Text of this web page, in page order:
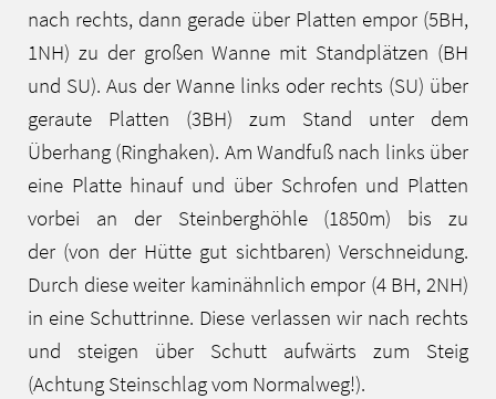
nach rechts, dann gerade über Platten empor (5BH,
1NH) zu der großen Wanne mit Standplätzen (BH
und SU). Aus der Wanne links oder rechts (SU) über
geraute Platten (3BH) zum Stand unter dem
Überhang (Ringhaken). Am Wandfuß nach links über
eine Platte hinauf und über Schrofen und Platten
vorbei an der Steinberghöhle (1850m) bis zu
der (von der Hütte gut sichtbaren) Verschneidung.
Durch diese weiter kaminähnlich empor (4 BH, 2NH)
in eine Schuttrinne. Diese verlassen wir nach rechts
und steigen über Schutt aufwärts zum Steig
(Achtung Steinschlag vom Normalweg!).